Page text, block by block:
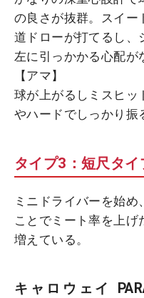
の良さが抜群。スイー
道ドローが打てるし、
左に引っかかる心配が
【アマ】
球が上がるしミスヒッ
やハードでしっかり振
タイプ3：短尺タイ
ミニドライバーを始
ことでミート率を上
増えている。
キャロウェイ